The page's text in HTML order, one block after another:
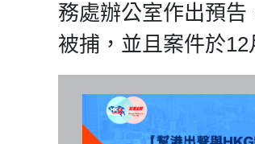
務處辦公室作出預
被捕，並且案件於12